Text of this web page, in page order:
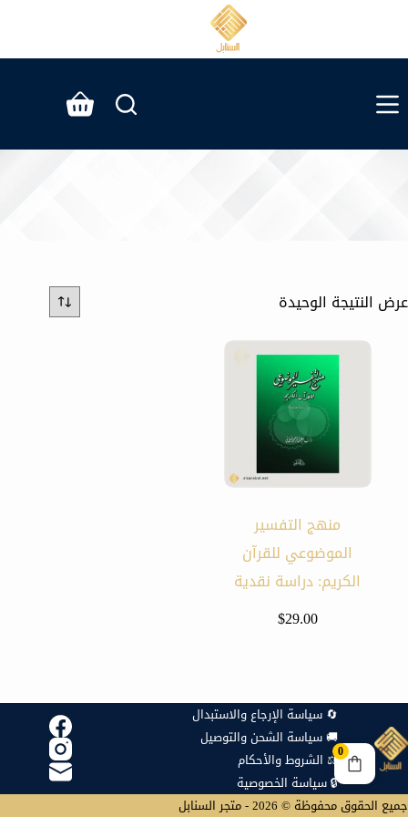
عربة
التسوق
عرض النتيجة الوحيدة
منهج التفسير
الموضوعي للقرآن
الكريم: دراسة نقدية
$29.00
🔄 سياسة الإرجاع والاستبدال
🚚 سياسة الشحن والتوصيل
⚖️ الشروط والأحكام
🔒 سياسة الخصوصية
جميع الحقوق محفوظة © 2026 - متجر السنابل
0